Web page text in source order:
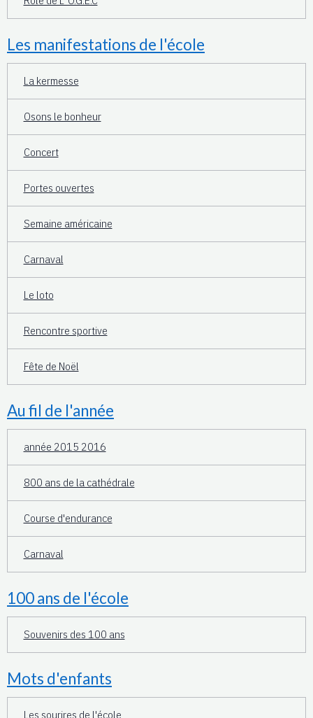
Les manifestations de l'école
La kermesse
Osons le bonheur
Concert
Portes ouvertes
Semaine américaine
Carnaval
Le loto
Rencontre sportive
Fête de Noël
Au fil de l'année
année 2015 2016
800 ans de la cathédrale
Course d'endurance
Carnaval
100 ans de l'école
Souvenirs des 100 ans
Mots d'enfants
Les sourires de l'école